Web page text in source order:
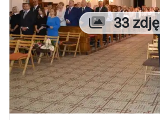
Liczba
33